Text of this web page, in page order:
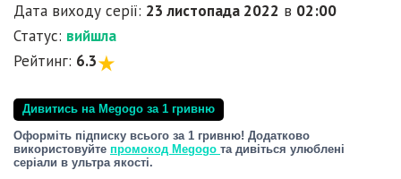
Дата виходу серії: 23 листопада 2022 в 02:00
Статус: вийшла
Рейтинг: 6.3
Дивитись на Megogo за 1 гривню
Оформіть підписку всього за 1 гривню! Додатково
використовуйте промокод Megogo та дивіться улюблені
серіали в ультра якості.